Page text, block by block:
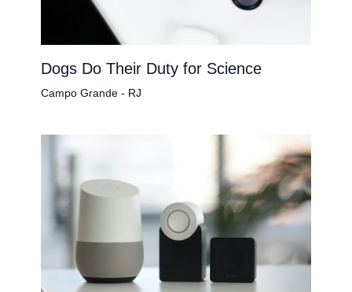
Dogs Do Their Duty for Science
Campo Grande - RJ